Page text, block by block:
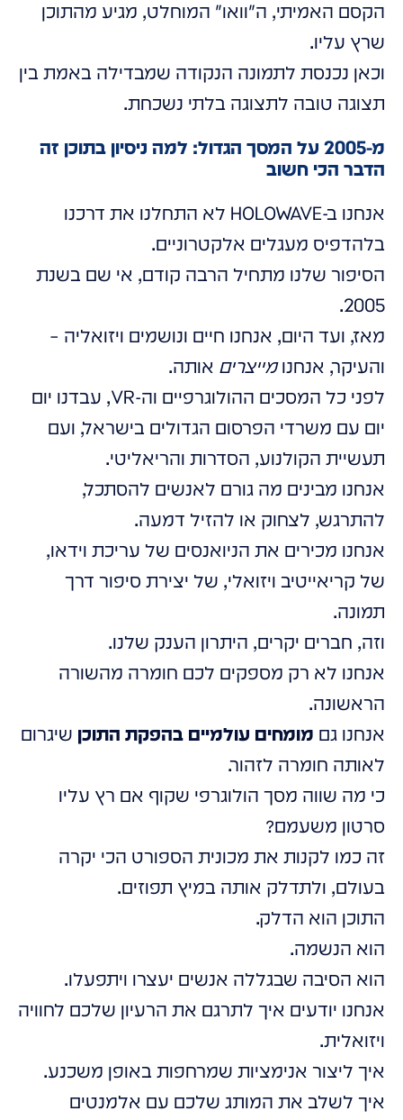
הקסם האמיתי, ה"וואו" המוחלט, מגיע מהתוכן
שרץ עליו.
וכאן נכנסת לתמונה הנקודה שמבדילה באמת בין
תצוגה טובה לתצוגה בלתי נשכחת.
מ-2005 על המסך הגדול: למה ניסיון בתוכן זה
הדבר הכי חשוב
אנחנו ב-HOLOWAVE לא התחלנו את דרכנו
בלהדפיס מעגלים אלקטרוניים.
הסיפור שלנו מתחיל הרבה קודם, אי שם בשנת
2005.
מאז, ועד היום, אנחנו חיים ונושמים ויזואליה –
והעיקר, אנחנומייצרים אותה.
לפני כל המסכים ההולוגרפיים וה-VR, עבדנו יום
יום עם משרדי הפרסום הגדולים בישראל, ועם
תעשיית הקולנוע, הסדרות והריאליטי.
אנחנו מבינים מה גורם לאנשים להסתכל,
להתרגש, לצחוק או להזיל דמעה.
אנחנו מכירים את הניואנסים של עריכת וידאו,
של קריאייטיב ויזואלי, של יצירת סיפור דרך
תמונה.
וזה, חברים יקרים, היתרון הענק שלנו.
אנחנו לא רק מספקים לכם חומרה מהשורה
הראשונה.
אנחנו גם מומחים עולמיים בהפקת התוכן שיגרום
לאותה חומרה לזהור.
כי מה שווה מסך הולוגרפי שקוף אם רץ עליו
סרטון משעמם?
זה כמו לקנות את מכונית הספורט הכי יקרה
בעולם, ולתדלק אותה במיץ תפוזים.
התוכן הוא הדלק.
הוא הנשמה.
הוא הסיבה שבגללה אנשים יעצרו ויתפעלו.
אנחנו יודעים איך לתרגם את הרעיון שלכם לחוויה
ויזואלית.
איך ליצור אנימציות שמרחפות באופן משכנע.
איך לשלב את המותג שלכם עם אלמנטים